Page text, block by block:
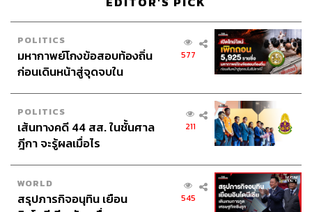
Creativeศุภสัณห์ วรรณิสสร
Video Editor
Sound Directorกฤตพล จียะเกียรติ
Sound Recording Engineer
กฤตพล จียะเกียรติ
Channel Admin
นิพพิชฌน์ ชุลีนวน
Social Video Creatorพฤกษา แซ่เต็ง
Online Community Admin
THE STANDARD Shared Service Department
POLITICS
มหากาพย์โกงข้อสอบท้องถิ่น
ก่อนเดินหน้าสู่จุดจบใน
577
POLITICS
เส้นทางคดี 44 สส. ในชั้นศาล
ฎีกา จะรู้ผลเมื่อไร
211
WORLD
สรุปภารกิจอนุทิน เยือน
545